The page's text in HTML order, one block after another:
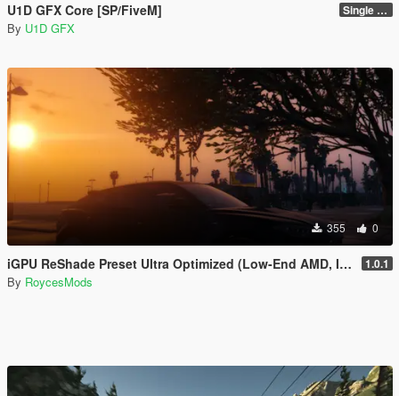
U1D GFX Core [SP/FiveM] Single Player 1.0.0
By U1D GFX
355 0
iGPU ReShade Preset Ultra Optimized (Low-End AMD, INTEL Iris Xe 1.0.1
By RoycesMods